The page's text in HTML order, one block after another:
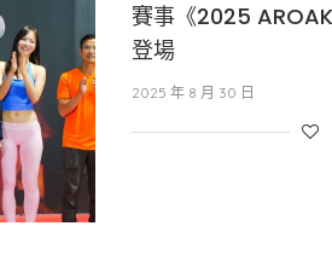
賽事《2025
登場
2025 年 8 月 30 日